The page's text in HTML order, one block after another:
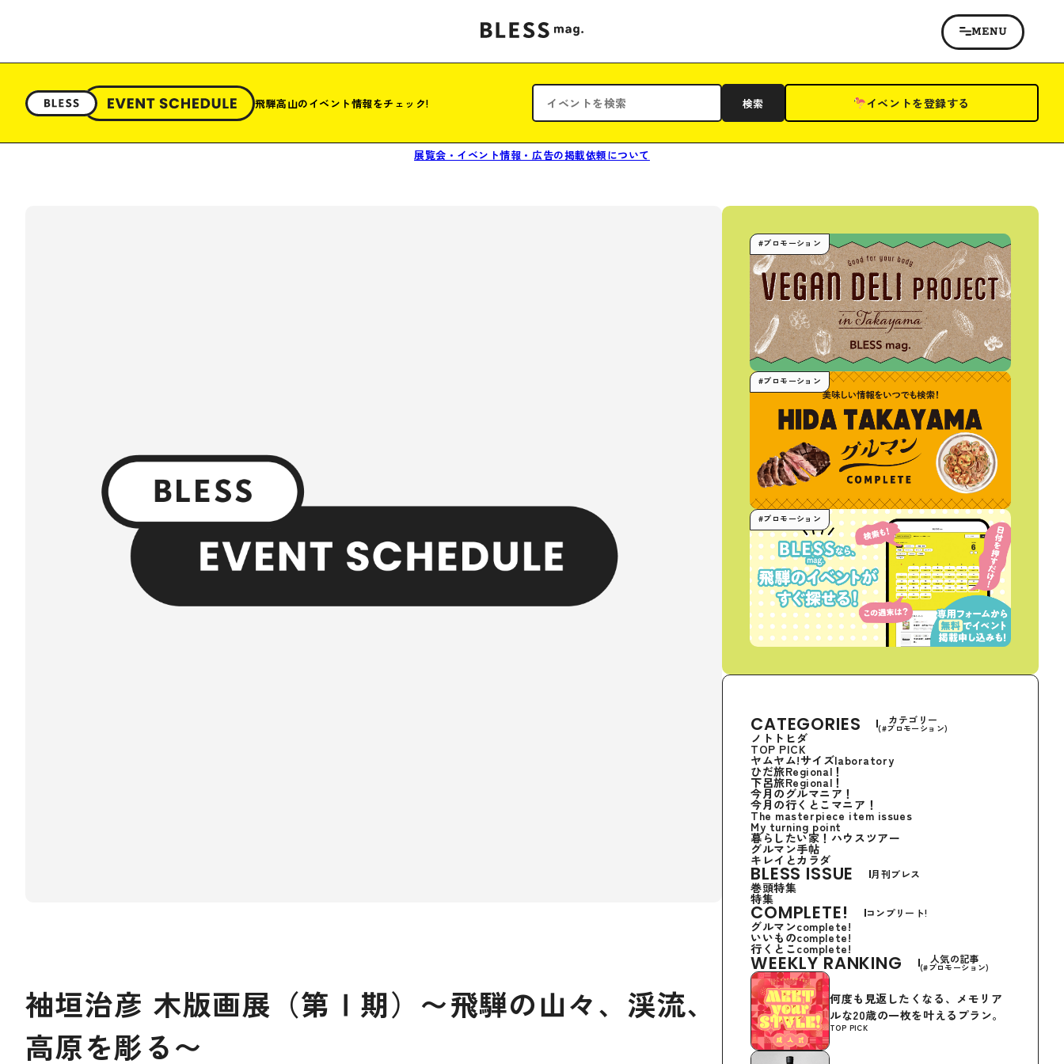
飛騨高山のイベント情報をチェック! 検索 イベントを登録する
展覧会・イベント情報・広告の掲載依頼について
袖垣治彦 木版画展（第Ⅰ期）〜飛騨の山々、渓流、
高原を彫る〜
#プロモーション
#プロモーション
#プロモーション
CATEGORIES カテゴリー
(#プロモーション)
ノトトヒダ
TOP PICK
ヤムヤム!サイズlaboratory
ひだ旅Regional！
下呂旅Regional！
今月のグルマニア！
今月の行くとこマニア！
The masterpiece item issues
My turning point
暮らしたい家！ハウスツアー
グルマン手帖
キレイとカラダ
BLESS ISSUE 月刊ブレス
巻頭特集
特集
COMPLETE! コンプリート!
グルマンcomplete!
いいものcomplete!
行くとこcomplete!
WEEKLY RANKING 人気の記事
(#プロモーション)
TOP PICK
何度も見返したくなる、メモリア
ルな20歳の一枚を叶えるプラン。